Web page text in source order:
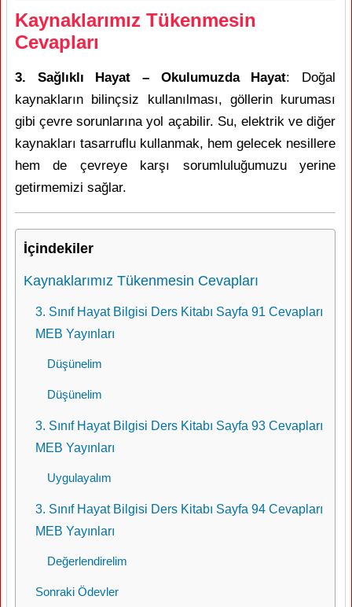
Kaynaklarımız Tükenmesin
Cevapları
3. Sağlıklı Hayat – Okulumuzda Hayat: Doğal
kaynakların bilinçsiz kullanılması, göllerin kuruması
gibi çevre sorunlarına yol açabilir. Su, elektrik ve diğer
kaynakları tasarruflu kullanmak, hem gelecek nesillere
hem de çevreye karşı sorumluluğumuzu yerine
getirmemizi sağlar.
İçindekiler
Kaynaklarımız Tükenmesin Cevapları
3. Sınıf Hayat Bilgisi Ders Kitabı Sayfa 91 Cevapları
MEB Yayınları
Düşünelim
Düşünelim
3. Sınıf Hayat Bilgisi Ders Kitabı Sayfa 93 Cevapları
MEB Yayınları
Uygulayalım
3. Sınıf Hayat Bilgisi Ders Kitabı Sayfa 94 Cevapları
MEB Yayınları
Değerlendirelim
Sonraki Ödevler